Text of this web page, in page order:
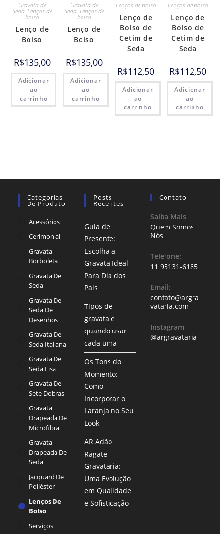
Gravata de
Seda, Lenços de
bolso
Lenço de
Bolso
R$135,00
Adicionar
ao
carrinho
Gravata de
Seda, Lenços de
bolso
Lenço de
Bolso
R$135,00
Adicionar
ao
carrinho
Lenços de bolso
Lenço de
Bolso de
Cetim de
Seda
R$112,50
Adicionar
ao
carrinho
Lenços de bolso
Lenço de
Bolso de
Cetim de
Seda
R$112,50
Adicionar
ao
carrinho
Categorias
De Produto
Acessórios
Cerimonial
Gravata
Borboleta
Gravata De
Seda
Gravata De
Seda De
Desenhos
Gravata De
Seda Italiana
Gravata De
Seda Lisa
Gravata De
Sete Dobras
Gravata
Drapeada De
Microfibra
Gravata
Drapeada De
Seda
Jacquard De
Poliéster
Lenços De
Bolso
Serviços
Posts
Recentes
Guia de
Presente:
Escolha a
Gravata Ideal
Para Dia dos
Pais
Tipos de
gravata e
quando usar
cada uma
Os Tons do
Momento:
Como
Incorporar o
Laranja no Seu
Look
AR Adão
Ragate
Gravataria:
Uma Evolução
em Qualidade
e Sofisticação
Contato
Saiba Mais
Quem Somos
Nós
Telefone:
11 95131-6185
Email:
contato@argra
vataria.com
Instagram
@argravataria